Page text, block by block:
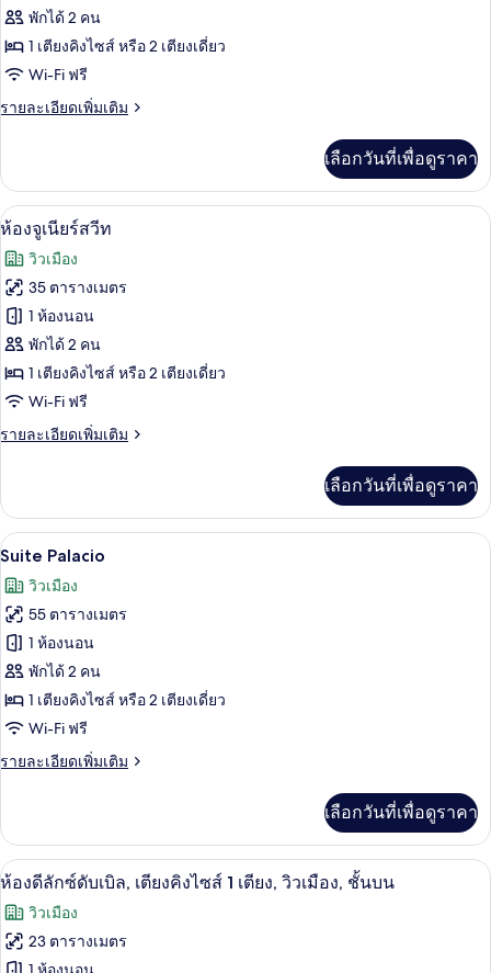
ของ
ห้อง
ซู
พี
บเบิล
หรือ
ทวิน
พักได้ 2 คน
1 เตียงคิงไซส์ หรือ 2 เตียงเดี่ยว
Wi-Fi ฟรี
รายละเอียดเพิ่มเติม
ราย
เกี่ยว
กับ
ห้อง
พี
เรียดั
บเบิล
หรือ
ทวิ
น
เลือกวันที่เพื่อดูราคา
เปิด
ภาพถ่าย
ทั้งหมด
ของ
ห้อง
จู
เนียร์
สวีท
ผ้าปูที่นอนฝ้ายอียิปต์, เครื่องนอนระดับ
6
ห้องจูเนียร์สวีท
วิวเมือง
35 ตารางเมตร
1 ห้องนอน
พักได้ 2 คน
1 เตียงคิงไซส์ หรือ 2 เตียงเดี่ยว
Wi-Fi ฟรี
รายละเอียดเพิ่มเติม
ราย
เกี่ยว
กับ
ห้อง
เนียร์
สวี
เลือกวันที่เพื่อดูราคา
เปิด
ภาพถ่าย
ทั้งหมด
ของ
Suite
Palacio
Suite Palacio | ผ้าปูที่นอนฝ้ายอียิปต์,
6
Suite Palacio
วิวเมือง
55 ตารางเมตร
1 ห้องนอน
พักได้ 2 คน
1 เตียงคิงไซส์ หรือ 2 เตียงเดี่ยว
Wi-Fi ฟรี
รายละเอียดเพิ่มเติม
ราย
เกี่ยว
กับ
Suite
เลือกวันที่เพื่อดูราคา
เปิด
ภาพถ่าย
ทั้งหมด
ห้องดีลักซ์ดับเบิล, เตียงคิงไซส์ 1 เตีย
10
ห้องดีลักซ์ดับเบิล, เตียงคิงไซส์ 1 เตียง, วิวเมือง, ชั้นบน
วิวเมือง
23 ตารางเมตร